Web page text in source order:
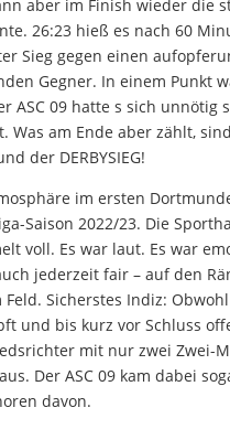
aber im Finish wieder die
26:23 hieß es nach 60
Sieg gegen einen
Gegner. In einem Punkt
ASC 09 hatte s sich unnötig
Was am Ende aber zählt,
der DERBYSIEG!
im ersten
Saison 2022/23. Die
voll. Es war laut. Es war
jederzeit fair – auf den
Feld. Sicherstes Indiz:
und bis kurz vor Schluss
mit nur zwei Zwei-
Der ASC 09 kam dabei
davon.